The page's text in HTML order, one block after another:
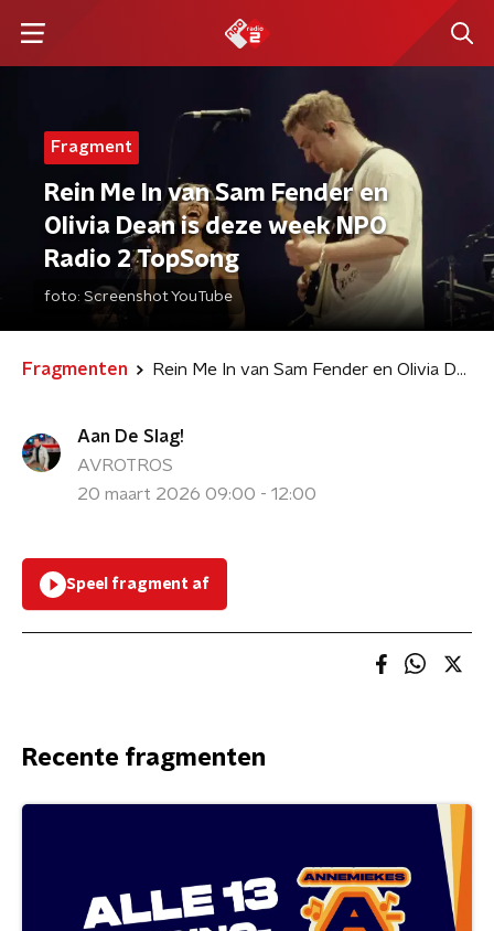
Fragment
Rein Me In van Sam Fender en
Olivia Dean is deze week NPO
Radio 2 TopSong
foto: Screenshot YouTube
Fragmenten Rein Me In van Sam Fender en Olivia Dean is deze week NPO Radio 2 TopSong
Aan De Slag!
AVROTROS
20 maart 2026 09:00 - 12:00
Speel fragment af
Recente fragmenten